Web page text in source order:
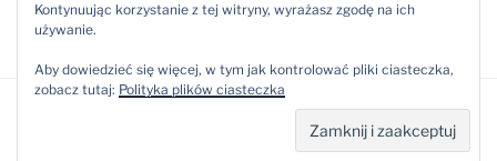
Kontynuując korzystanie z tej witryny, wyrażasz zgodę na ich
używanie.
Aby dowiedzieć się więcej, w tym jak kontrolować pliki ciasteczka,
zobacz tutaj: Polityka plików ciasteczka